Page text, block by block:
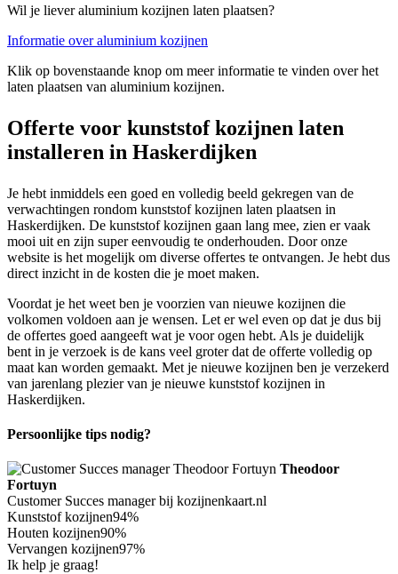
Wil je liever aluminium kozijnen laten plaatsen?
Informatie over aluminium kozijnen
Klik op bovenstaande knop om meer informatie te vinden over het
laten plaatsen van aluminium kozijnen.
Offerte voor kunststof kozijnen laten
installeren in Haskerdijken
Je hebt inmiddels een goed en volledig beeld gekregen van de
verwachtingen rondom kunststof kozijnen laten plaatsen in
Haskerdijken. De kunststof kozijnen gaan lang mee, zien er vaak
mooi uit en zijn super eenvoudig te onderhouden. Door onze
website is het mogelijk om diverse offertes te ontvangen. Je hebt dus
direct inzicht in de kosten die je moet maken.
Voordat je het weet ben je voorzien van nieuwe kozijnen die
volkomen voldoen aan je wensen. Let er wel even op dat je dus bij
de offertes goed aangeeft wat je voor ogen hebt. Als je duidelijk
bent in je verzoek is de kans veel groter dat de offerte volledig op
maat kan worden gemaakt. Met je nieuwe kozijnen ben je verzekerd
van jarenlang plezier van je nieuwe kunststof kozijnen in
Haskerdijken.
Persoonlijke tips nodig?
Theodoor
Fortuyn
Customer Succes manager bij kozijnenkaart.nl
Kunststof kozijnen94%
Houten kozijnen90%
Vervangen kozijnen97%
Ik help je graag!